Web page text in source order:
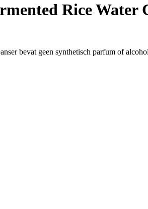
Rice Water
bevat geen synthetisch parfum of